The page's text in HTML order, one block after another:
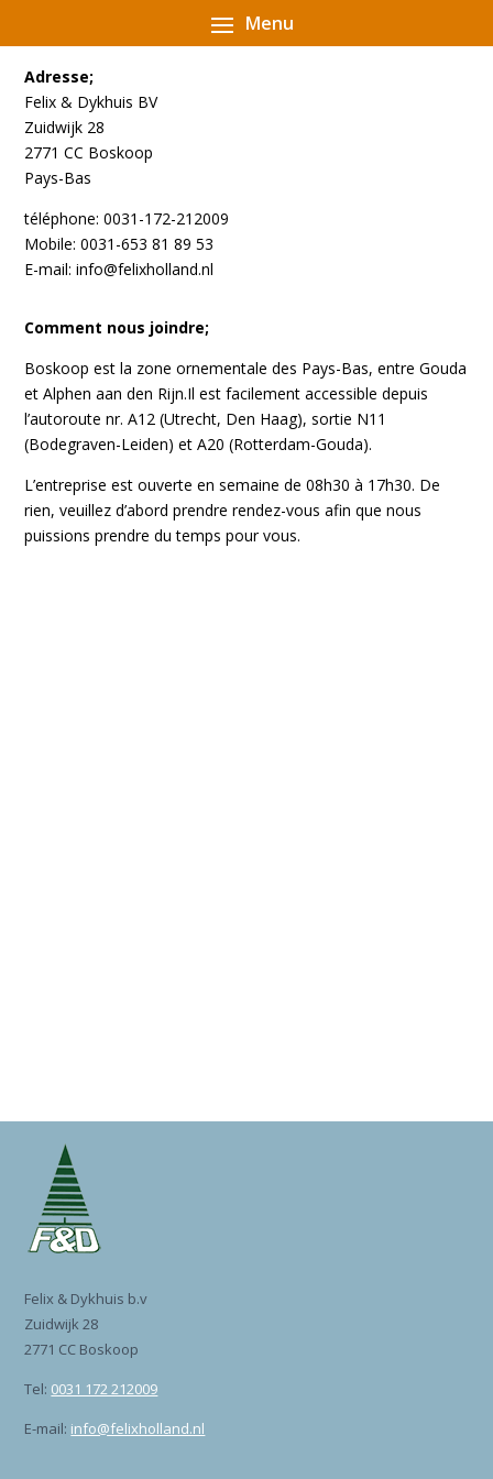
Adresse;
Felix & Dykhuis BV
Zuidwijk 28
2771 CC Boskoop
Pays-Bas
téléphone: 0031-172-212009
Mobile: 0031-653 81 89 53
E-mail: info@felixholland.nl
Comment nous joindre;
Boskoop est la zone ornementale des Pays-Bas, entre Gouda
et Alphen aan den Rijn.Il est facilement accessible depuis
l’autoroute nr. A12 (Utrecht, Den Haag), sortie N11
(Bodegraven-Leiden) et A20 (Rotterdam-Gouda).
L’entreprise est ouverte en semaine de 08h30 à 17h30. De
rien, veuillez d’abord prendre rendez-vous afin que nous
puissions prendre du temps pour vous.
Felix & Dykhuis b.v
Zuidwijk 28
2771 CC Boskoop
Tel: 0031 172 212009
E-mail: info@felixholland.nl